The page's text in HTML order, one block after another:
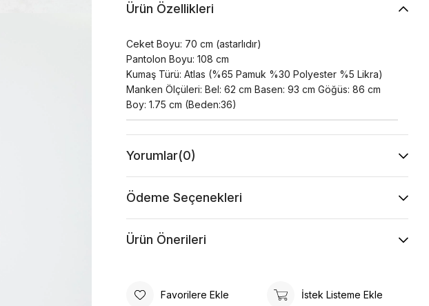
Ürün Özellikleri
Ceket Boyu: 70 cm (astarlıdır)
Pantolon Boyu: 108 cm
Kumaş Türü: Atlas (%65 Pamuk %30 Polyester %5 Likra)
Manken Ölçüleri: Bel: 62 cm Basen: 93 cm Göğüs: 86 cm
Boy: 1.75 cm (Beden:36)
Yorumlar(0)
Ödeme Seçenekleri
Ürün Önerileri
Favorilere Ekle İstek Listeme Ekle